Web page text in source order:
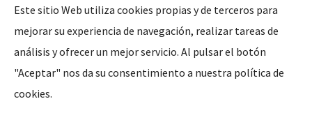
Este sitio Web utiliza cookies propias y de terceros para
mejorar su experiencia de navegación, realizar tareas de
análisis y ofrecer un mejor servicio. Al pulsar el botón
"Aceptar" nos da su consentimiento a nuestra política de
cookies.
Legal
Aviso Legal